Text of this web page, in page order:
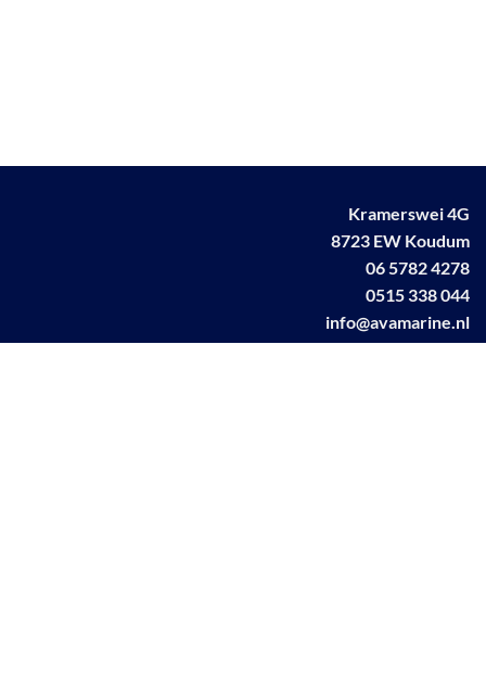
Kramerswei 4G
8723 EW Koudum
06 5782 4278
0515 338 044
info@avamarine.nl